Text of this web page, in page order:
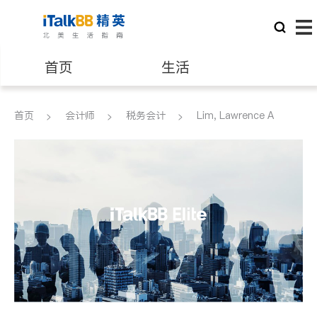
首页 生活
医生 律师
会计师
建筑装修
首页 会计师 税务会计 Lim, Lawrence A